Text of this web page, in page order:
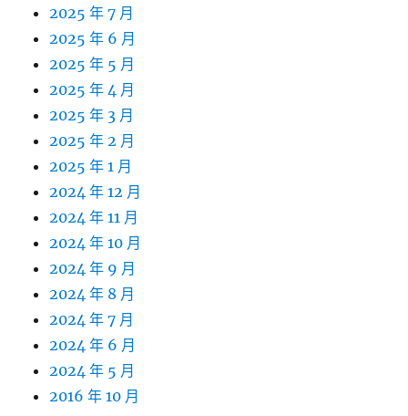
2025 年 7 月
2025 年 6 月
2025 年 5 月
2025 年 4 月
2025 年 3 月
2025 年 2 月
2025 年 1 月
2024 年 12 月
2024 年 11 月
2024 年 10 月
2024 年 9 月
2024 年 8 月
2024 年 7 月
2024 年 6 月
2024 年 5 月
2016 年 10 月